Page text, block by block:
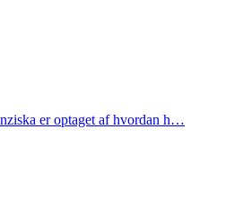
er optaget af hvordan h…